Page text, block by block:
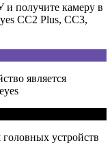
получите камеру в
CC2 Plus, CC3,
является
устройств